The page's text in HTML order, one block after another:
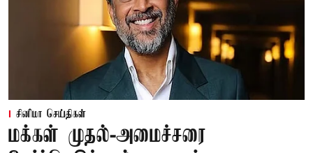
சினிமா செய்திகள்
மக்கள் முதல்-அமைச்சரை